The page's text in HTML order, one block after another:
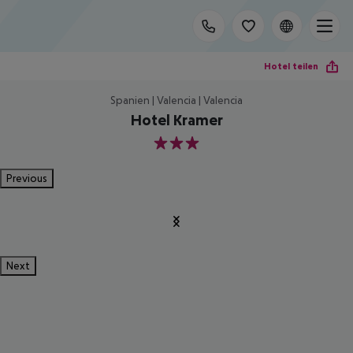
Hotel teilen
Spanien | Valencia | Valencia
Hotel Kramer
3
Previous
Next